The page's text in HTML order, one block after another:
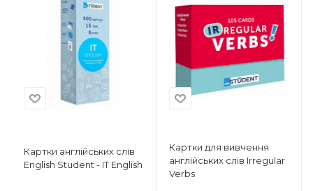
Картки англійських слів
English Student - IT English
Картки для вивчення
англійських слів Irregular
Verbs